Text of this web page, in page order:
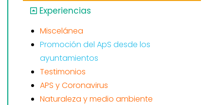
Experiencias
Miscelánea
Promoción del ApS desde los
ayuntamientos
Testimonios
APS y Coronavirus
Naturaleza y medio ambiente